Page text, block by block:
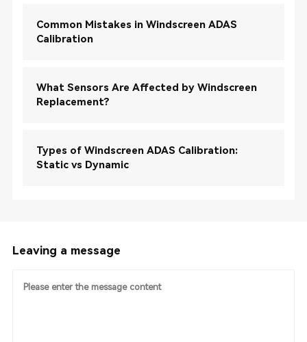
Common Mistakes in Windscreen ADAS
Calibration
What Sensors Are Affected by Windscreen
Replacement?
Types of Windscreen ADAS Calibration:
Static vs Dynamic
Leaving a message